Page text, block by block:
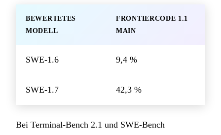
BEWERTETES
MODELL
FRONTIERCODE 1.1
MAIN
SWE-1.6 9,4 %
SWE-1.7 42,3 %
Bei Terminal-Bench 2.1 und SWE-Bench